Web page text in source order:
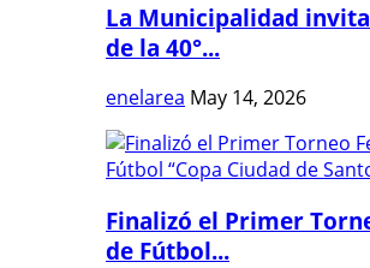
La Municipalidad
de la 40°...
enelarea May 14, 2026
Finalizó el Primer
de Fútbol...